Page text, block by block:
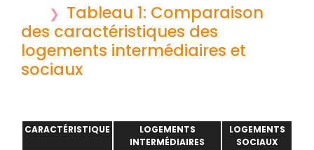
Tableau 1: Comparaison
des caractéristiques des
logements intermédiaires et
sociaux
CARACTÉRISTIQUE
LOGEMENTS
INTERMÉDIAIRES
LOGEMENTS
SOCIAUX